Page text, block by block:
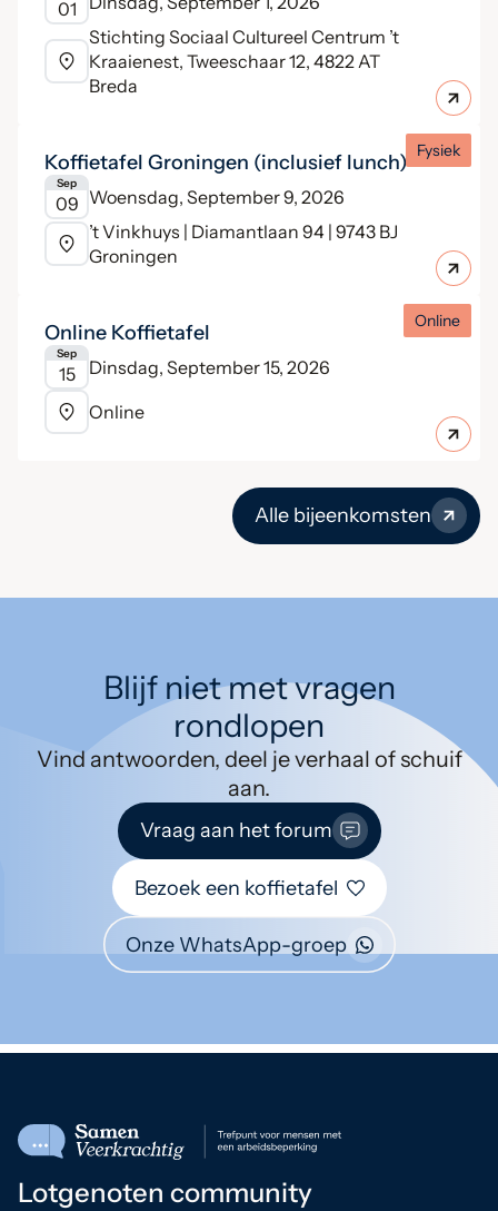
01
Stichting Sociaal Cultureel Centrum ’t
Kraaienest, Tweeschaar 12, 4822 AT
Breda
Koffietafel Groningen (inclusief lunch)
Sep
09 Woensdag, September 9, 2026
’t Vinkhuys | Diamantlaan 94 | 9743 BJ
Groningen
Fysiek
Online Koffietafel
Sep
15
Dinsdag, September 15, 2026
Online
Online
Alle bijeenkomsten
Blijf niet met vragen
rondlopen
Vind antwoorden, deel je verhaal of schuif
aan.
Vraag aan het forum
Bezoek een koffietafel
Onze WhatsApp-groep
Lotgenoten community